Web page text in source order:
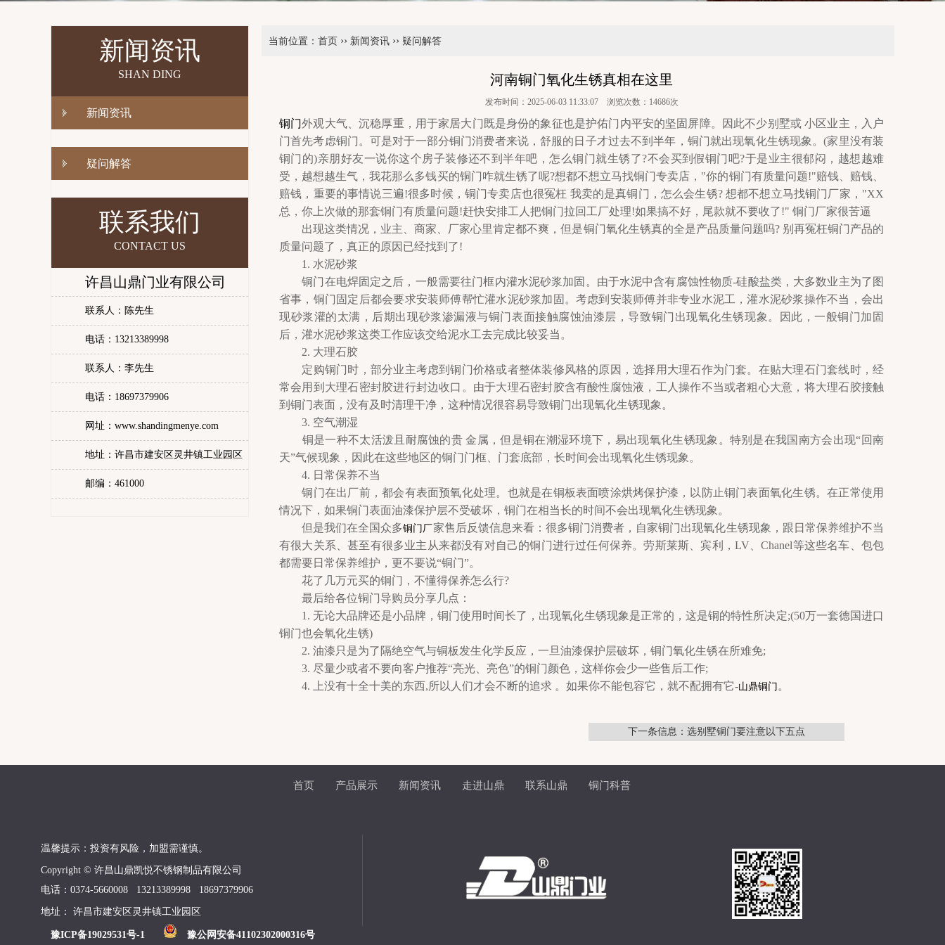
新闻资讯
SHAN DING
新闻资讯
疑问解答
联系我们
CONTACT US
许昌山鼎门业有限公司
联系人：陈先生
电话：13213389998
联系人：李先生
电话：18697379906
网址：www.shandingmenye.com
地址：许昌市建安区灵井镇工业园区
邮编：461000
当前位置： 首页 ›› 新闻资讯 ›› 疑问解答
河南铜门氧化生锈真相在这里
发布时间：2025-06-03 11:33:07 浏览次数：14686次
铜门外观大气、沉稳厚重，用于家居大门既是身份的象征也是护佑门内平安的坚固屏障。因此不少别墅或 小区业主，入户
门首先考虑铜门。可是对于一部分铜门消费者来说，舒服的日子才过去不到半年，铜门就出现氧化生锈现象。(家里没有装
铜门的)亲朋好友一说你这个房子装修还不到半年吧，怎么铜门就生锈了?不会买到假铜门吧?于是业主很郁闷，越想越难
受，越想越生气，我花那么多钱买的铜门咋就生锈了呢?想都不想立马找铜门专卖店，"你的铜门有质量问题!"赔钱、赔钱、
赔钱，重要的事情说三遍!很多时候，铜门专卖店也很冤枉 我卖的是真铜门，怎么会生锈? 想都不想立马找铜门厂家，"XX
总，你上次做的那套铜门有质量问题!赶快安排工人把铜门拉回工厂处理!如果搞不好，尾款就不要收了!" 铜门厂家很苦逼
出现这类情况，业主、商家、厂家心里肯定都不爽，但是铜门氧化生锈真的全是产品质量问题吗? 别再冤枉铜门产品的
质量问题了，真正的原因已经找到了!
1. 水泥砂浆
铜门在电焊固定之后，一般需要往门框内灌水泥砂浆加固。由于水泥中含有腐蚀性物质-硅酸盐类，大多数业主为了图
省事，铜门固定后都会要求安装师傅帮忙灌水泥砂浆加固。考虑到安装师傅并非专业水泥工，灌水泥砂浆操作不当，会出
现砂浆灌的太满，后期出现砂浆渗漏液与铜门表面接触腐蚀油漆层，导致铜门出现氧化生锈现象。因此，一般铜门加固
后，灌水泥砂浆这类工作应该交给泥水工去完成比较妥当。
2. 大理石胶
定购铜门时，部分业主考虑到铜门价格或者整体装修风格的原因，选择用大理石作为门套。在贴大理石门套线时，经
常会用到大理石密封胶进行封边收口。由于大理石密封胶含有酸性腐蚀液，工人操作不当或者粗心大意，将大理石胶接触
到铜门表面，没有及时清理干净，这种情况很容易导致铜门出现氧化生锈现象。
3. 空气潮湿
铜是一种不太活泼且耐腐蚀的贵 金属，但是铜在潮湿环境下，易出现氧化生锈现象。特别是在我国南方会出现“回南
天”气候现象，因此在这些地区的铜门门框、门套底部，长时间会出现氧化生锈现象。
4. 日常保养不当
铜门在出厂前，都会有表面预氧化处理。也就是在铜板表面喷涂烘烤保护漆，以防止铜门表面氧化生锈。在正常使用
情况下，如果铜门表面油漆保护层不受破坏，铜门在相当长的时间不会出现氧化生锈现象。
但是我们在全国众多铜门厂家售后反馈信息来看：很多铜门消费者，自家铜门出现氧化生锈现象，跟日常保养维护不当
有很大关系、甚至有很多业主从来都没有对自己的铜门进行过任何保养。劳斯莱斯、宾利，LV、Chanel等这些名车、包包
都需要日常保养维护，更不要说“铜门”。
花了几万元买的铜门，不懂得保养怎么行?
最后给各位铜门导购员分享几点：
1. 无论大品牌还是小品牌，铜门使用时间长了，出现氧化生锈现象是正常的，这是铜的特性所决定;(50万一套德国进口
铜门也会氧化生锈)
2. 油漆只是为了隔绝空气与铜板发生化学反应，一旦油漆保护层破坏，铜门氧化生锈在所难免;
3. 尽量少或者不要向客户推荐“亮光、亮色”的铜门颜色，这样你会少一些售后工作;
4. 上没有十全十美的东西,所以人们才会不断的追求 。如果你不能包容它，就不配拥有它-山鼎铜门 。
下一条信息：选别墅铜门要注意以下五点
首页 产品展示 新闻资讯 走进山鼎 联系山鼎 铜门科普
温馨提示：投资有风险，加盟需谨慎。
Copyright © 许昌山鼎凯悦不锈钢制品有限公司
电话：0374-5660008 13213389998 18697379906
地址： 许昌市建安区灵井镇工业园区
豫ICP备19029531号-1 豫公网安备41102302000316号